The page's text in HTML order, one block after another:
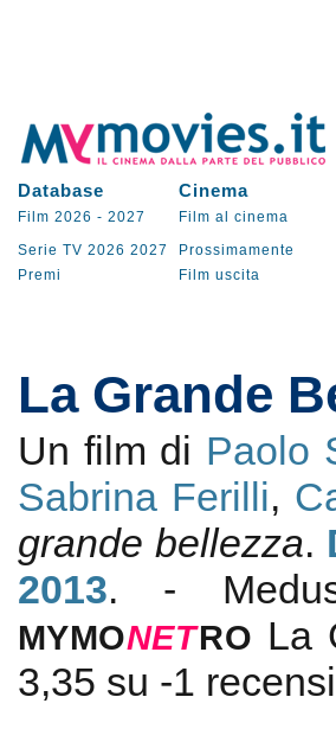
Database Cinema
Film 2026 - 2027 Film al cinema
Serie TV 2026 2027 Prossimamente
Premi
Film uscita
La Grande
Un film di Paolo
Sabrina Ferilli,
grande bellezza.
2013. -
MYMONETRO La
3,35 su -1